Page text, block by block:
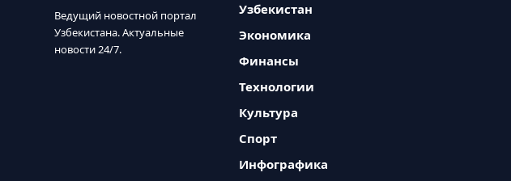
Ведущий новостной портал
Узбекистана. Актуальные
новости 24/7.
Узбекистан
Экономика
Финансы
Технологии
Культура
Спорт
Инфографика